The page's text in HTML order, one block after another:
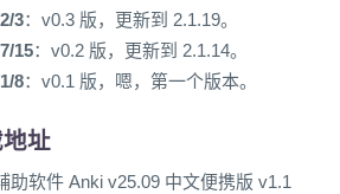
3：v0.3 版，更新到 2.1.19。
15：v0.2 版，更新到 2.1.14。
8：v0.1 版，嗯，第一个版本。
址
助软件 Anki v25.09 中文便携版 v1.1